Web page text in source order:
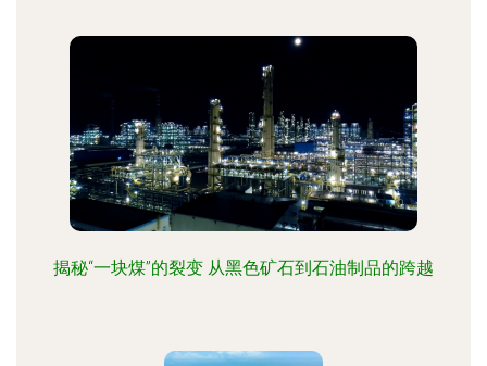
揭秘“一块煤”的裂变 从黑色矿石到石油制品的跨越